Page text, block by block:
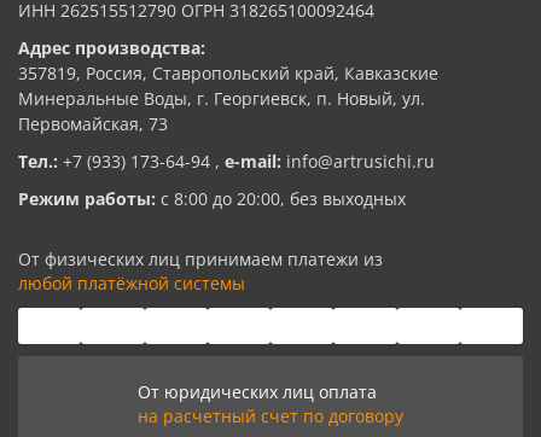
ИНН 262515512790 ОГРН 318265100092464
Адрес производства:
357819, Россия, Ставропольский край, Кавказские
Минеральные Воды, г. Георгиевск, п. Новый, ул.
Первомайская, 73
Тел.: +7 (933) 173-64-94 , e-mail: info@artrusichi.ru
Режим работы: с 8:00 до 20:00, без выходных
От физических лиц принимаем платежи из
любой платёжной системы
От юридических лиц оплата
на расчетный счет по договору